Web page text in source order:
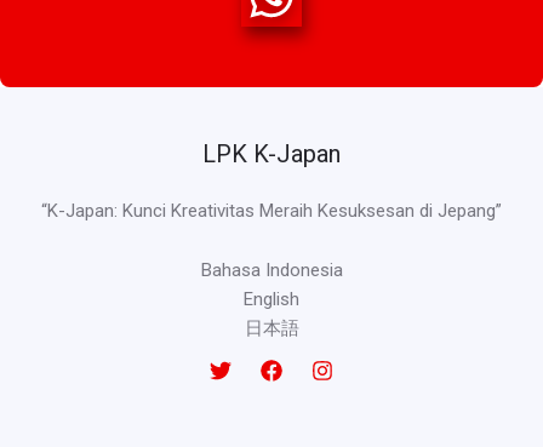
LPK K-Japan
“K-Japan: Kunci Kreativitas Meraih Kesuksesan di Jepang”
Bahasa Indonesia
English
日本語